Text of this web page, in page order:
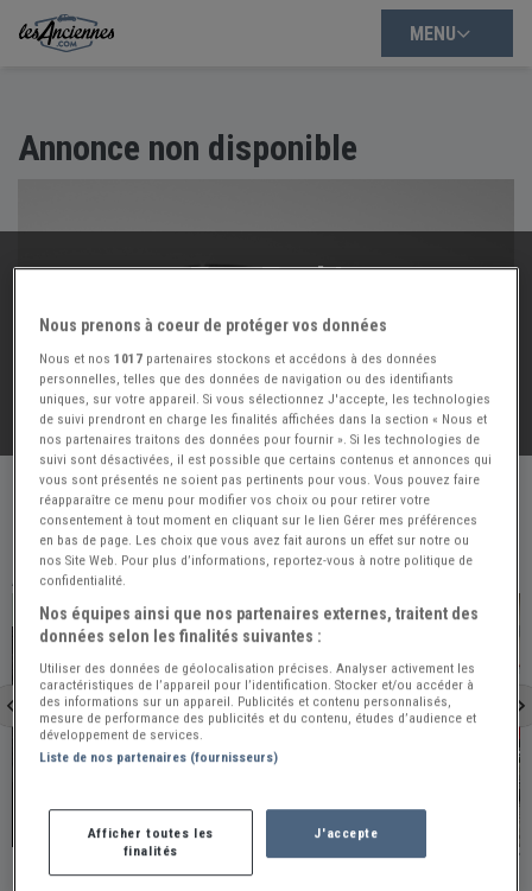
MENU
Annonce non disponible
Trop Tard !
Cette annonce n'est plus disponible :(
VOIR NOS 54416 AUTRES ANNONCES
À VOIR ÉGALEMENT
PRO
Biarritz
PORSCHE 356 B - 1961
France - BIARRITZ / Publiée le 2026-07-20 (Il y a
Nous prenons à coeur de protéger vos données
Nous et nos1017 partenaires stockons et accédons à des données
personnelles, telles que des données de navigation ou des identifiants
uniques, sur votre appareil. Si vous sélectionnez J'accepte, les technologies
de suivi prendront en charge les finalités affichées dans la section « Nous et
nos partenaires traitons des données pour fournir ». Si les technologies de
suivi sont désactivées, il est possible que certains contenus et annonces qui
vous sont présentés ne soient pas pertinents pour vous. Vous pouvez faire
réapparaître ce menu pour modifier vos choix ou pour retirer votre
consentement à tout moment en cliquant sur le lien Gérer mes préférences
en bas de page. Les choix que vous avez fait aurons un effet sur notre ou
nos Site Web. Pour plus d’informations, reportez-vous à notre politique de
confidentialité.
Nos équipes ainsi que nos partenaires externes, traitent des
données selon les finalités suivantes :
Utiliser des données de géolocalisation précises. Analyser activement les
caractéristiques de l’appareil pour l’identification. Stocker et/ou accéder à
des informations sur un appareil. Publicités et contenu personnalisés,
mesure de performance des publicités et du contenu, études d’audience et
développement de services.
Liste de nos partenaires (fournisseurs)
Afficher toutes les
finalités
J'accepte